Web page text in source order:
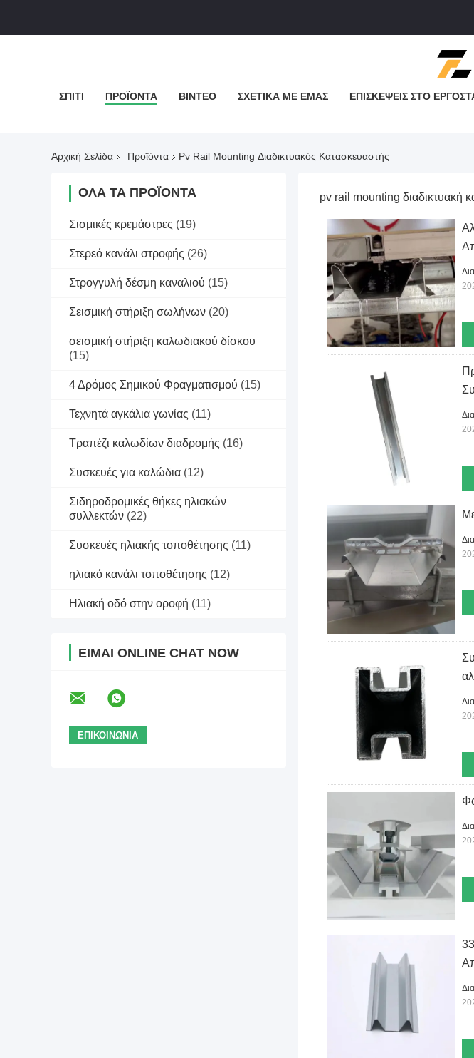
ΣΠΊΤΙ ΠΡΟΪΌΝΤΑ ΒΊΝΤΕΟ ΣΧΕΤΙΚΆ ΜΕ ΕΜΆΣ ΕΠΙΣΚΈΨΕΙΣ ΣΤΟ
Αρχική Σελίδα Προϊόντα Pv Rail Mounting Διαδικτυακός Κατασκευαστής
ΌΛΑ ΤΑ ΠΡΟΪΌΝΤΑ
Σισμικές κρεμάστρες (19)
Στερεό κανάλι στροφής (26)
Στρογγυλή δέσμη καναλιού (15)
Σεισμική στήριξη σωλήνων (20)
σεισμική στήριξη καλωδιακού δίσκου
(15)
4 Δρόμος Σημικού Φραγματισμού (15)
Τεχνητά αγκάλια γωνίας (11)
Τραπέζι καλωδίων διαδρομής (16)
Συσκευές για καλώδια (12)
Σιδηροδρομικές θήκες ηλιακών
συλλεκτών (22)
Συσκευές ηλιακής τοποθέτησης (11)
ηλιακό κανάλι τοποθέτησης (12)
Ηλιακή οδό στην οροφή (11)
ΕΊΜΑΙ ONLINE CHAT NOW
pv rail mounting διαδικτυακή